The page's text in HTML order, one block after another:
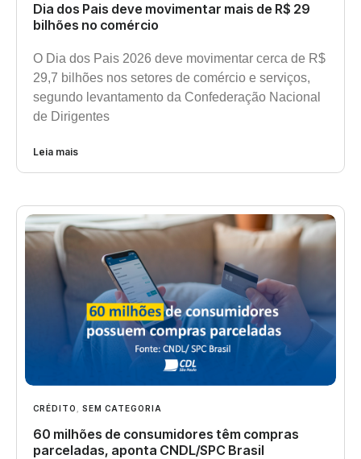
Dia dos Pais deve movimentar mais de R$ 29
bilhões no comércio
O Dia dos Pais 2026 deve movimentar cerca de R$
29,7 bilhões nos setores de comércio e serviços,
segundo levantamento da Confederação Nacional
de Dirigentes
Leia mais
CRÉDITO SEM CATEGORIA
60 milhões de consumidores têm compras
parceladas, aponta CNDL/SPC Brasil